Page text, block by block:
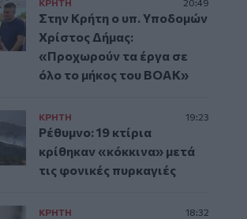
ΚΡΗΤΗ 20:49
Στην Κρήτη ο υπ. Υποδομών
Χρίστος Δήμας:
«Προχωρούν τα έργα σε
όλο το μήκος του ΒΟΑΚ»
ΚΡΗΤΗ 19:23
Ρέθυμνο: 19 κτίρια
κρίθηκαν «κόκκινα» μετά
τις φονικές πυρκαγιές
ΚΡΗΤΗ 18:32